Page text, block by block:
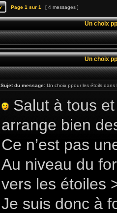
Page 1 sur 1 [ 4 messages ]
Un choix
Un choix
Sujet du message: Un choix ppour les étoils dans
Salut à tous
arrange bien
Ce n’est pas
Au niveau du
vers les étoiles
Je suis donc à